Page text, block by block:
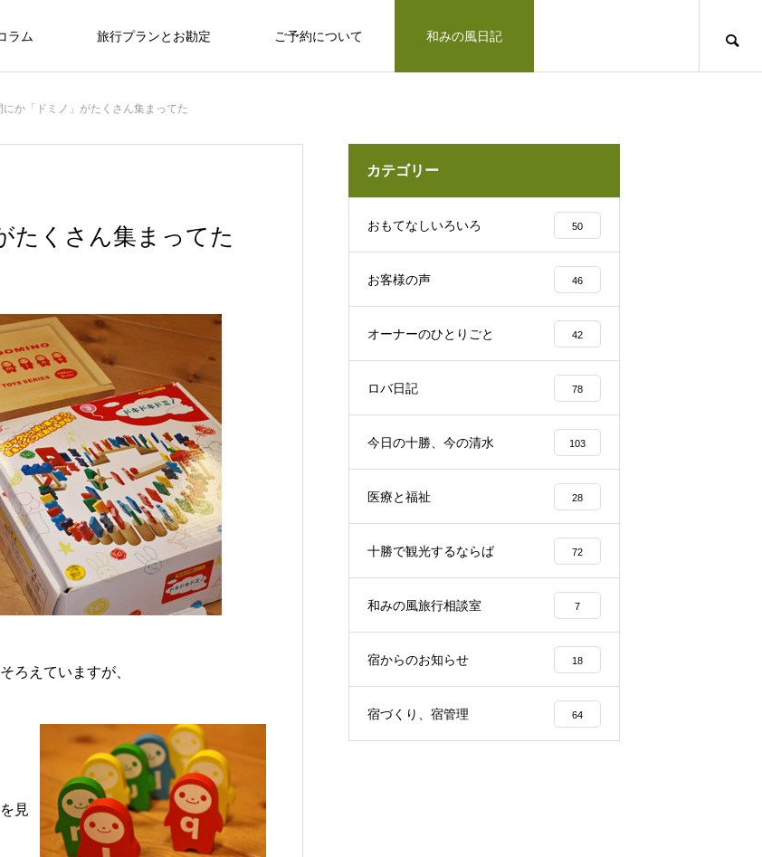
ラム 旅行プランとお勘定 ご予約について 和みの風日記
お野菜、乳製品、お肉…十勝のめぐみ
をご紹介
和みの風への道のりとご連絡方法はこ
広大な自然？ セグウェイ？ だけじゃない十
勝千年の森の見どころ
「リトリートできた気がします」とお客様の
声、その理由は…？
も園 ぽっけ」って何？
凛とした空気の佇まい、帯広神社と花手
水2025
十勝で観光するならば
なんぷアドベンチャーパークは余裕を持
った寄り道がおすすめ
北海道上士幌町こども園 ほろんが保育
園留学で注目される理由とは？
にか「ドミノ」がたくさん集まってた
たくさん集まってた
ろえていますが、
見
カテゴリー
おもてなしいろいろ 50
お客様の声 46
オーナーのひとりごと 42
ロバ日記 78
今日の十勝、今の清水 103
医療と福祉 28
十勝で観光するならば 72
和みの風旅行相談室 7
宿からのお知らせ 18
宿づくり、宿管理 64